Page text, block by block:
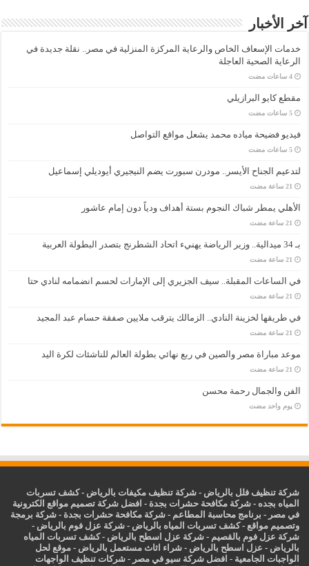
آخر الأخبار
خدمات الإسعاف الخاص والرعاية المركزة المنزلية في مصر.. نقلة جديدة في
الرعاية الصحية العاجلة
‏4 ساعات مضت
مقطع كايو البرازيلي
‏5 ساعات مضت
فيديو فضيحة مياده محمد يشعل مواقع التواصل
‏5 ساعات مضت
لتدعيم الجناح الأيسر.. مودرن سبورت يضم النيجيري أيوديلي إسماعيل
الأهلي يمطر شباك النجوم بستة أهداف ودياً دون إمام عاشور
بـ 34 ميدالية.. وزير الرياضة يهنيء اتحاد الشطرنج بتصدر البطولة العربية
في الساعات المقبلة.. سيف الجزيري إلى الإمارات لحسم انضمامه لنادي حتا
في طريقها لخزينة النادي.. الزمالك يترقب ملايين صفقة حسام عبد المجيد
موعد مباراة مصر والصين في ربع نهائي بطولة العالم للناشئات لكرة اليد
الفن والجمال رحمة محسن
‏يوم واحد مضت
شركة تنظيف فلل بالرياض -شركة تنظيف مكيفات بالرياض -كشف تسربات
المياه بجده -شركة مكافحة حشرات بجدة - افضل شركة تصميم مواقع الكترونية
في مصر - برنامج محاسبة المطاعم -شركة مكافحة حشرات بجدة -شركة برمجة
وتصميم مواقع -كشف تسربات المياه بالرياض -شركة عزل فوم بالرياض -
شركة عزل فوم بالقصيم -شركة عزل اسطح بالرياض -كشف تسربات المياه
بالرياض - عزل اسطح بالرياض -شراء اثاث مستعمل بالرياض - موقع لحل
الواجبات الجامعية - افضل شركة سيو في مصر -شركات تنظيف الواجهات